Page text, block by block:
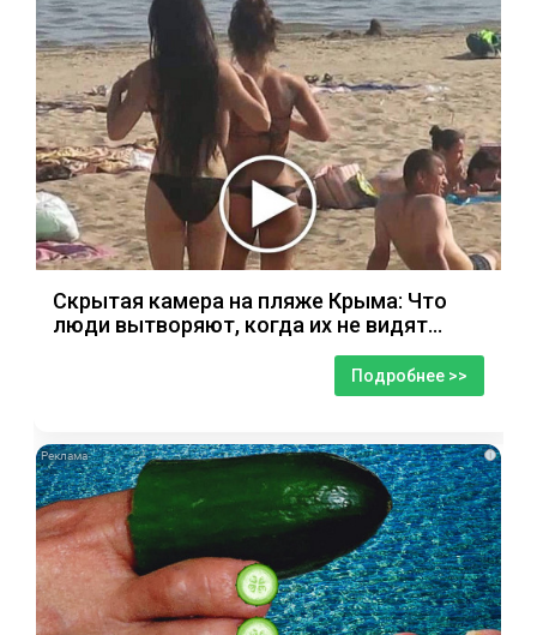
Скрытая камера на пляже Крыма: Что
люди вытворяют, когда их не видят...
Подробнее >>
i